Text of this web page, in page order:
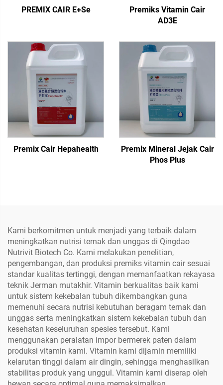
PREMIX CAIR E+Se
Premiks Vitamin Cair
AD3E
Premix Cair Hepahealth
Premix Mineral Jejak Cair
Phos Plus
Kami berkomitmen untuk menjadi yang terbaik dalam
meningkatkan nutrisi ternak dan unggas di Qingdao
Nutrivit Biotech Co. Kami melakukan penelitian,
pengembangan, dan produksi premiks vitamin cair sesuai
standar kualitas tertinggi, dengan memanfaatkan rekayasa
teknik Jerman mutakhir. Vitamin berkualitas baik kami
untuk sistem kekebalan tubuh dikembangkan guna
memenuhi secara nutrisi kebutuhan beragam ternak dan
unggas serta meningkatkan sistem kekebalan tubuh dan
kesehatan keseluruhan spesies tersebut. Kami
menggunakan peralatan impor bermerek paten dalam
produksi vitamin kami. Vitamin kami dijamin memiliki
kelarutan tinggi dalam air dingin, sehingga menghasilkan
stabilitas produk yang unggul. Vitamin kami diserap oleh